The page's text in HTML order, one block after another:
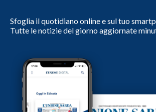
Sfoglia il quotidiano online e sul tuo
Tutte le notizie del giorno aggiornate